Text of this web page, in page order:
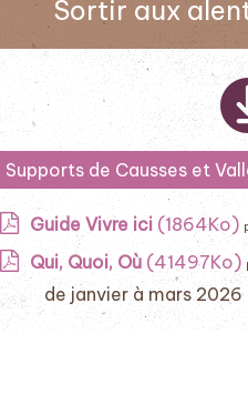
Sortir aux
Supports de Causses et
Guide Vivre ici(1864Ko)
Qui, Quoi, Où (41497Ko)
de janvier à mars 2026